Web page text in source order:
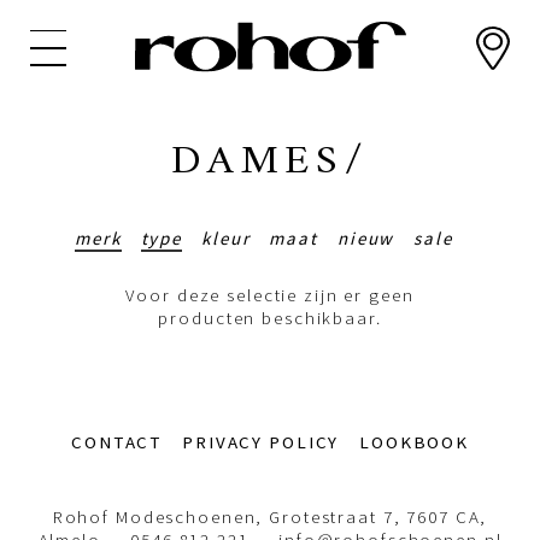
DAMES/
merk type kleur maat nieuw sale
Voor deze selectie zijn er geen
producten beschikbaar.
Footer-CONTACT PRIVACY POLICY LOOKBOOK
Rohof Modeschoenen, Grotestraat 7, 7607 CA,